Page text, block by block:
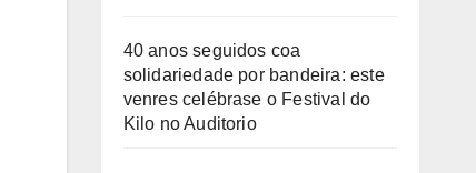
40 anos seguidos coa
solidariedade por bandeira: este
venres celébrase o Festival do
Kilo no Auditorio